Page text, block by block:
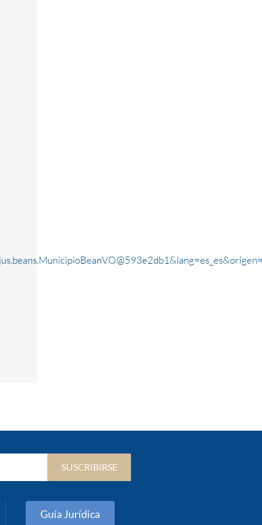
SUSCRIBIRSE
Guía Jurídica